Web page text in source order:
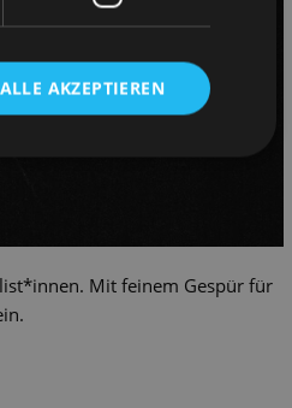
Mit feinem Gespür für
ALLE AKZEPTIEREN